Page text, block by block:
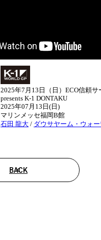
2025年7月13日（日）ECO信頼サ
presents K-1 DONTAKU
2025年07月13日(日)
マリンメッセ福岡B館
石田 龍大 / ダウサヤーム・ウォ
BACK